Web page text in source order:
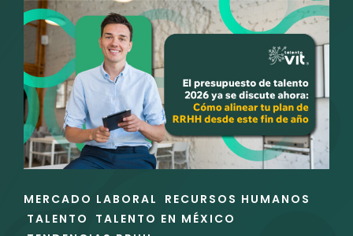
EN
IA
PARA
GESTIÓN
DEL
TALENTO:
LO
QUE
RRHH
SABER
EN
ENLACES
DE
LAS
MERCADO LABORAL
RECURSOS HUMANOS
TALENTO
TALENTO EN MÉXICO